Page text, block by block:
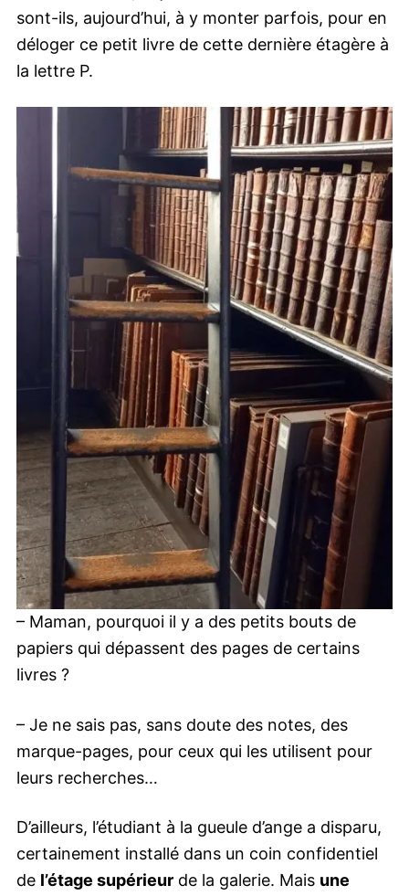
sont-ils, aujourd’hui, à y monter parfois, pour en
déloger ce petit livre de cette dernière étagère à
la lettre P.
– Maman, pourquoi il y a des petits bouts de
papiers qui dépassent des pages de certains
livres ?
– Je ne sais pas, sans doute des notes, des
marque-pages, pour ceux qui les utilisent pour
leurs recherches…
D’ailleurs, l’étudiant à la gueule d’ange a disparu,
certainement installé dans un coin confidentiel
de l’étage supérieur de la galerie. Mais une